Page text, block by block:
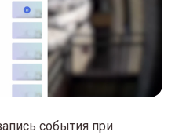
события при